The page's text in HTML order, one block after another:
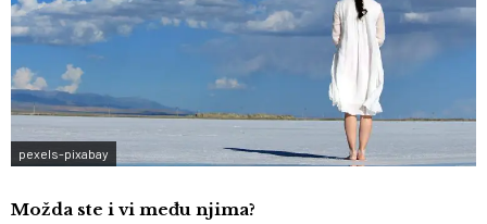
pexels-pixabay
Možda ste i vi među njima?